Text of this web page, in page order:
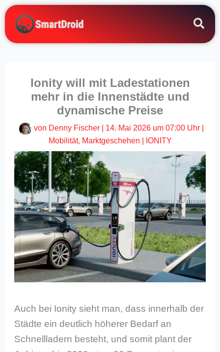
Zum
Inhalt
springen
Ionity will mit Ladestationen
mehr in die Innenstädte und
dynamische Preise
von Denny Fischer 14. Mai 2026 um 07:00 Uhr|
Mobilität, Marktgeschehen IONITY
Auch bei Ionity sieht man, dass innerhalb der
Städte ein deutlich höherer Bedarf an
Schnellladern besteht, und somit plant der